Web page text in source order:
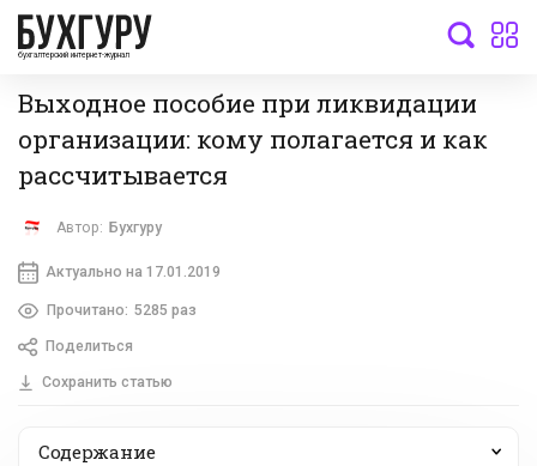
бухгалтерский интернет-журнал
Выходное пособие при ликвидации
организации: кому полагается и как
рассчитывается
Автор: Бухгуру
Актуально на 17.01.2019
Прочитано: 5285 раз
Поделиться
Сохранить статью
Содержание